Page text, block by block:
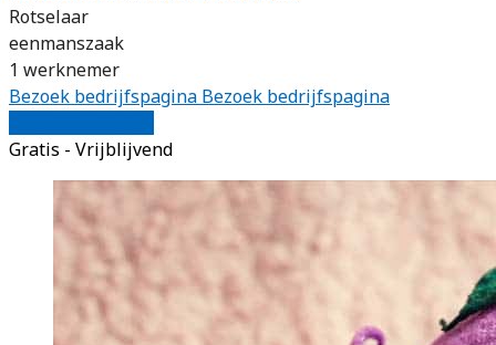
Rotselaar
eenmanszaak
1 werknemer
Bezoek bedrijfspagina Bezoek bedrijfspagina
Gratis - Vrijblijvend